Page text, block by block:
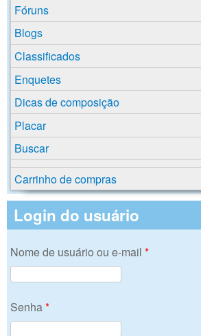
Fóruns
Blogs
Classificados
Enquetes
Dicas de composição
Placar
Buscar
Carrinho de compras
Login do usuário
Nome de usuário ou e-mail *
Senha*